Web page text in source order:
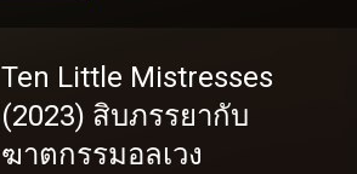
Ten Little Mistresses
(2023) สิบภรรยากับ
ฆาตกรรมอลเวง